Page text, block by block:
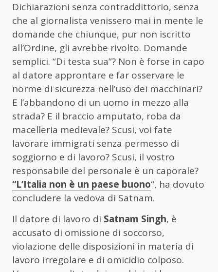
Dichiarazioni senza contraddittorio, senza
che al giornalista venissero mai in mente le
domande che chiunque, pur non iscritto
all’Ordine, gli avrebbe rivolto. Domande
semplici. “Di testa sua”? Non è forse in capo
al datore approntare e far osservare le
norme di sicurezza nell’uso dei macchinari?
E l’abbandono di un uomo in mezzo alla
strada? E il braccio amputato, roba da
macelleria medievale? Scusi, voi fate
lavorare immigrati senza permesso di
soggiorno e di lavoro? Scusi, il vostro
responsabile del personale è un caporale?
“L’Italia non è un paese buono“, ha dovuto
concludere la vedova di Satnam.
Il datore di lavoro di Satnam Singh, è
accusato di omissione di soccorso,
violazione delle disposizioni in materia di
lavoro irregolare e di omicidio colposo.